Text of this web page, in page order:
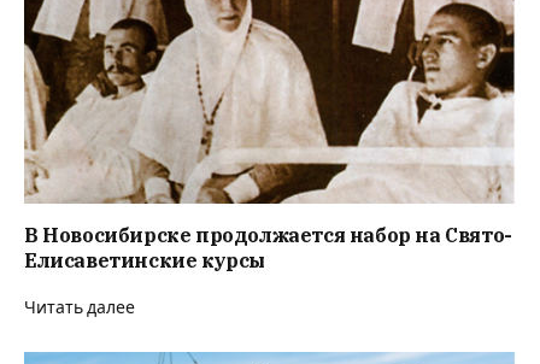
В Новосибирске продолжается набор на Свято-
Елисаветинские курсы
Читать далее